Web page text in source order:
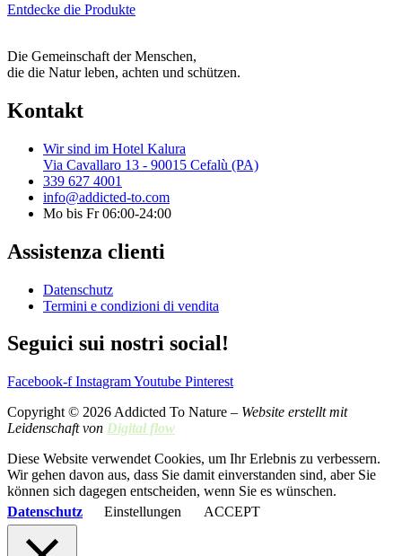
Entdecke die Produkte
Die Gemeinschaft der Menschen,
die die Natur leben, achten und schützen.
Kontakt
Wir sind im Hotel Kalura
Via Cavallaro 13 - 90015 Cefalù (PA)
339 627 4001
info@addicted-to.com
Mo bis Fr 06:00-24:00
Assistenza clienti
Datenschutz
Termini e condizioni di vendita
Seguici sui nostri social!
Facebook-f InstagramYoutube Pinterest
Copyright © 2026 Addicted To Nature – Website erstellt mit
Leidenschaft von Digital flow
Diese Website verwendet Cookies, um Ihr Erlebnis zu verbessern.
Wir gehen davon aus, dass Sie damit einverstanden sind, aber Sie
können sich dagegen entscheiden, wenn Sie es wünschen.
Datenschutz
Einstellungen ACCEPT